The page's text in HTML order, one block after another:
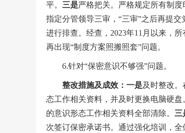
平。 三是严格把关。严格规定所有制
指定分管领导三审，“三审”之后再提交
进行排查。经查，2023年11月以来，
再出现“制度方案照搬照套”问题。
6.针对“保密意识不够强”问题。
整改措施及成效：一是及时整改
态工作相关资料，并及时更换电脑硬盘
的意识形态工作相关资料全部清除。 三
次签订保密承诺书。通过强化培训，